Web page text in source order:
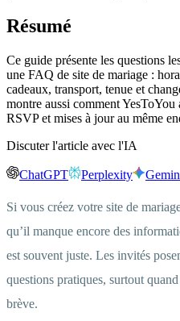
Résumé
Ce guide présente les questions
une FAQ de site de mariage :
cadeaux, transport, tenue et
montre aussi comment
RSVP et mises à jour au même
Discuter l'article avec l'IA
ChatGPT Perplexity
Si vous créez votre site de
qu’il manque encore des
est souvent juste. Les invités
questions pratiques, surtout
brève.